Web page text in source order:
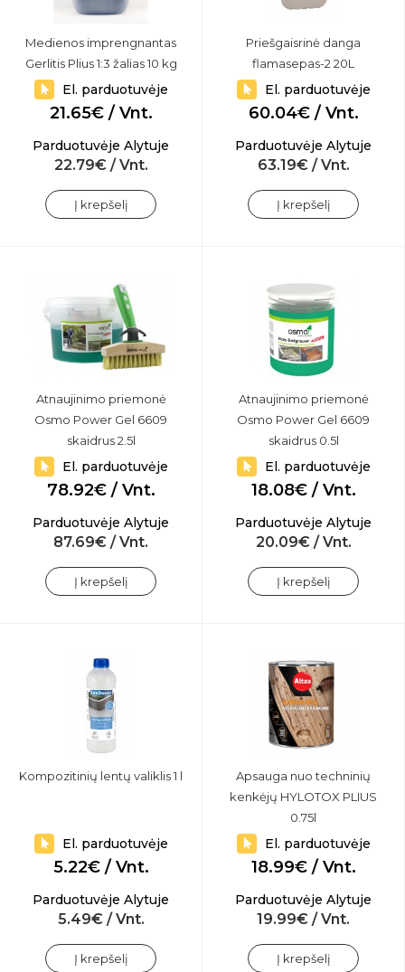
Medienos imprengnantas
Gerlitis Plius 1:3 žalias 10 kg
El. parduotuvėje
21.65€ / Vnt.
Parduotuvėje Alytuje
22.79€ / Vnt.
Į krepšelį
Priešgaisrinė danga
flamasepas-2 20L
El. parduotuvėje
60.04€ / Vnt.
Parduotuvėje Alytuje
63.19€ / Vnt.
Į krepšelį
Atnaujinimo priemonė
Osmo Power Gel 6609
skaidrus 2.5l
El. parduotuvėje
78.92€ / Vnt.
Parduotuvėje Alytuje
87.69€ / Vnt.
Į krepšelį
Atnaujinimo priemonė
Osmo Power Gel 6609
skaidrus 0.5l
El. parduotuvėje
18.08€ / Vnt.
Parduotuvėje Alytuje
20.09€ / Vnt.
Į krepšelį
Kompozitinių lentų valiklis 1 l
El. parduotuvėje
5.22€ / Vnt.
Parduotuvėje Alytuje
5.49€ / Vnt.
Į krepšelį
Apsauga nuo techninių
kenkėjų HYLOTOX PLIUS
0.75l
El. parduotuvėje
18.99€ / Vnt.
Parduotuvėje Alytuje
19.99€ / Vnt.
Į krepšelį